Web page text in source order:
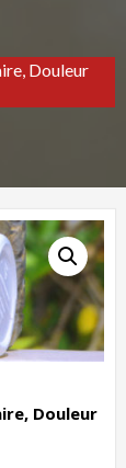
Douleur
Douleur